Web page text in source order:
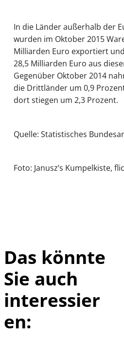
In die Länder außerhalb der
wurden im Oktober 2015
Milliarden Euro exportiert
28,5 Milliarden Euro aus
Gegenüber Oktober 2014
die Drittländer um 0,9
dort stiegen um 2,3 Prozent.
Quelle: Statistisches
Foto: Janusz’s Kumpelkiste,
Das könnte
Sie auch
interessier
en: